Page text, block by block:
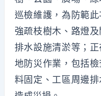
巡檢維護，為防範
強疏枝樹木、路燈
排水設施清淤等；
地防災作業，包括
料固定、工區周邊